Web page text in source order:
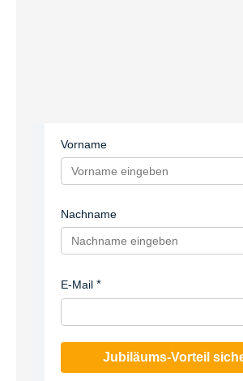
Vorname
Nachname
E-Mail
Jubiläums-Vorteil